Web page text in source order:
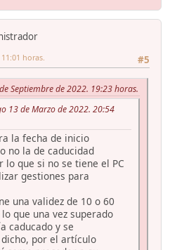
#5
horas.
Septiembre de 2022. 19:23 horas.
13 de Marzo de 2022. 20:54
la fecha de inicio
no la de caducidad
lo que si no se tiene el PC
gestiones para
una validez de 10 o 60
que una vez superado
caducado y se
por el artículo